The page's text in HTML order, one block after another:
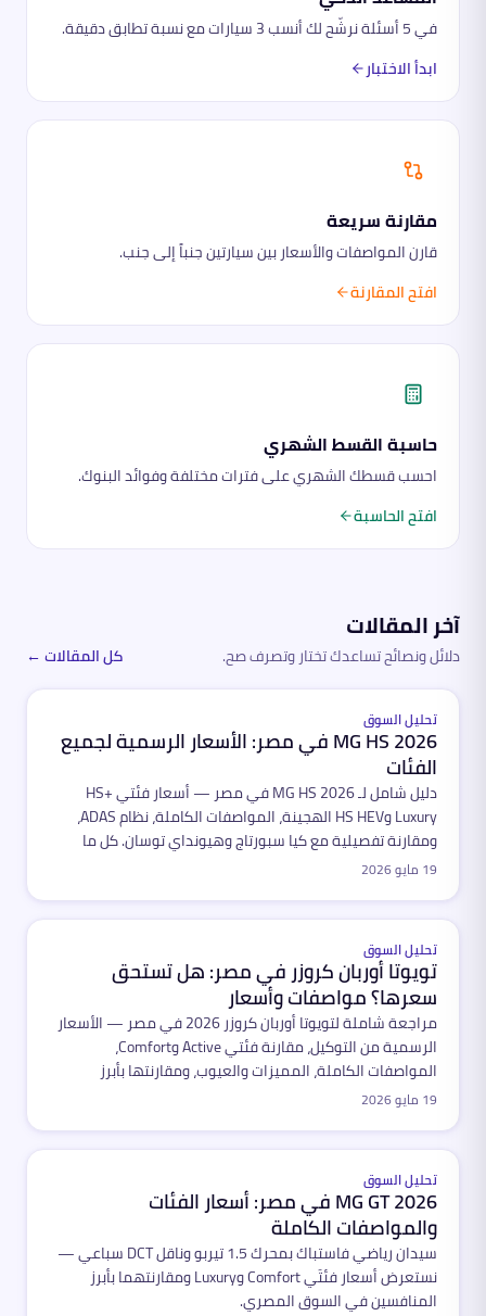
في 5 أسئلة نرشّح لك أنسب 3 سيارات مع نسبة تطابق دقيقة.
ابدأ الاختبار
مقارنة سريعة
قارن المواصفات والأسعار بين سيارتين جنباً إلى جنب.
افتح المقارنة
حاسبة القسط الشهري
احسب قسطك الشهري على فترات مختلفة وفوائد البنوك.
افتح الحاسبة
آخر المقالات
دلائل ونصائح تساعدك تختار وتصرف صح. كل المقالات ←
مميّز
تحليل السوق
MG HS 2026 في مصر: الأسعار الرسمية لجميع
الفئات
دليل شامل لـ MG HS 2026 في مصر — أسعار فئتي HS+
Luxury وHS HEV الهجينة، المواصفات الكاملة، نظام ADAS،
ومقارنة تفصيلية مع كيا سبورتاج وهيونداي توسان. كل ما
تحتاجه قبل الشراء.
19 مايو 2026
مميّز
تحليل السوق
تويوتا أوربان كروزر في مصر: هل تستحق
سعرها؟ مواصفات وأسعار
مراجعة شاملة لتويوتا أوربان كروزر 2026 في مصر — الأسعار
الرسمية من التوكيل، مقارنة فئتي Active وComfort،
المواصفات الكاملة، المميزات والعيوب، ومقارنتها بأبرز
المنافسين في سوق الكروس أوفر المدمجة.
19 مايو 2026
مميّز
تحليل السوق
MG GT 2026 في مصر: أسعار الفئات
والمواصفات الكاملة
سيدان رياضي فاستباك بمحرك 1.5 تيربو وناقل DCT سباعي —
نستعرض أسعار فئتَي Comfort وLuxury ومقارنتهما بأبرز
المنافسين في السوق المصري.